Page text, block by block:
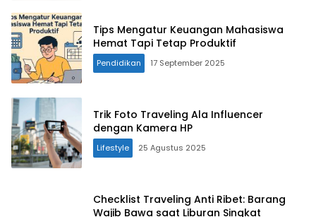
Tips Mengatur Keuangan Mahasiswa
Hemat Tapi Tetap Produktif
Pendidikan 17 September 2025
Trik Foto Traveling Ala Influencer
dengan Kamera HP
Lifestyle 25 Agustus 2025
Checklist Traveling Anti Ribet: Barang
Wajib Bawa saat Liburan Singkat